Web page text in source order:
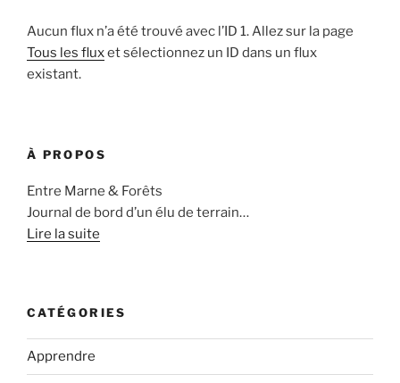
Aucun flux n’a été trouvé avec l’ID 1. Allez sur la page
Tous les fluxet sélectionnez un ID dans un flux
existant.
À PROPOS
Entre Marne & Forêts
Journal de bord d’un élu de terrain…
Lire la suite
CATÉGORIES
Apprendre